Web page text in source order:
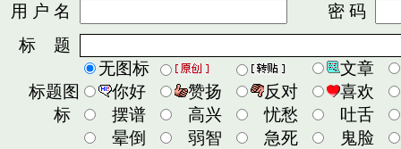
用 户 名
密 码
标 题
标题图
标
无图标
文章
你好
赞扬 反对
喜欢
摆谱
高兴 忧愁
吐舌
晕倒
弱智 急死 鬼脸